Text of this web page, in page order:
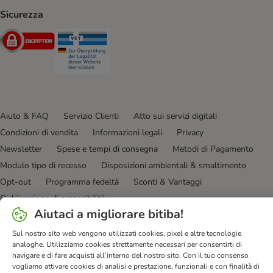
Sicurezza
Security
Aiuto & FAQ Servizio Clienti
Atto sui servizi digitali
Condizioni di vendita
Informazioni legali
Privacy
Newsletter
Spese e tempi di consegna
Metodi di Pagamento
Modulo tipo di recesso
Disposizioni ambientali & smaltimento
Opt-out
Programma fedeltà
Sconti & Vantaggi
Dichiarazione di accessibilità
bitiba GmbH 2026
Aiutaci a migliorare bitiba!
Sul nostro sito web vengono utilizzati cookies, pixel e altre tecnologie
analoghe. Utilizziamo cookies strettamente necessari per consentirti di
navigare e di fare acquisti all’interno del nostro sito. Con il tuo consenso
vogliamo attivare cookies di analisi e prestazione, funzionali e con finalità di